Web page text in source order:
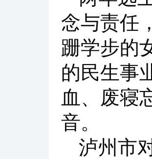
念与责任
跚学步的
的民生事
血、废寝
音。
泸州市